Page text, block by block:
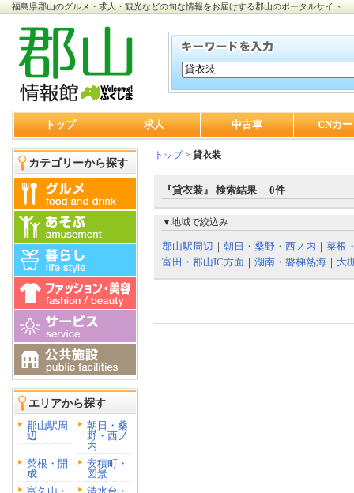
福島県郡山のグルメ・求人・観光などの旬な情報をお届けする郡山のポータルサイト
トップ 求人 中古車 CNカ
カテゴリーから探す
エリアから探す
郡山駅周
辺
朝日・桑
野・西ノ
内
菜根・開
成
安積町・
図景
トップ> 貸衣装
『貸衣装』 検索結果 0件
▼地域で絞込み
郡山駅周辺 ｜ 朝日・桑野・西ノ内 ｜ 菜根
富田・郡山IC方面 ｜ 湖南・磐梯熱海 ｜ 大